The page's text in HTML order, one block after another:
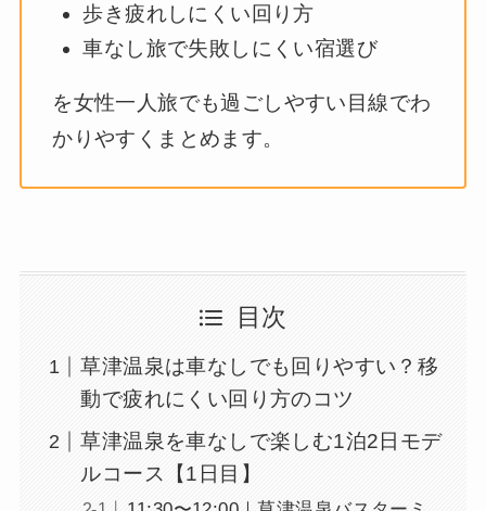
歩き疲れしにくい回り方
車なし旅で失敗しにくい宿選び
を女性一人旅でも過ごしやすい目線でわ
かりやすくまとめます。
目次
草津温泉は車なしでも回りやすい？移
動で疲れにくい回り方のコツ
草津温泉を車なしで楽しむ1泊2日モデ
ルコース【1日目】